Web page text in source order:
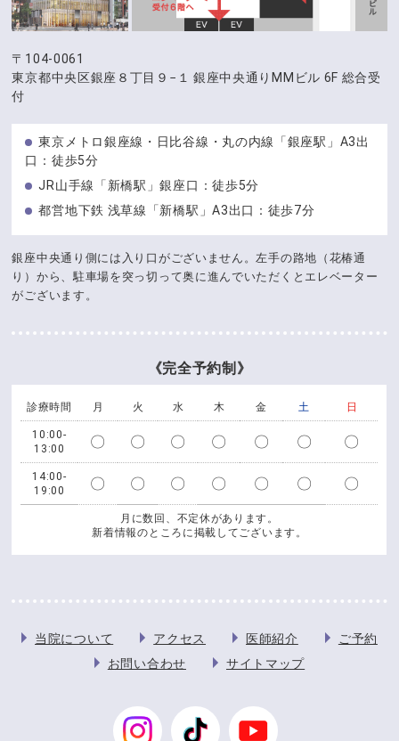
〒104-0061
東京都中央区銀座８丁目９−１ 銀座中央通りMMビル 6F 総合受
付
東京メトロ銀座線・日比谷線・丸の内線「銀座駅」A3出
口：徒歩5分
JR山手線「新橋駅」銀座口：徒歩5分
都営地下鉄 浅草線「新橋駅」A3出口：徒歩7分
銀座中央通り側には入り口がございません。左手の路地（花椿通
り）から、駐車場を突っ切って奥に進んでいただくとエレベーター
がございます。
《完全予約制》
診療時間 月 火 水 木 金 土 日
10:00-
13:00
〇 〇 〇 〇 〇 〇 〇
14:00-
19:00
〇 〇 〇 〇 〇 〇 〇
月に数回、不定休があります。
新着情報のところに掲載してございます。
当院について アクセス 医師紹介
ご予約
お問い合わせ
サイトマップ